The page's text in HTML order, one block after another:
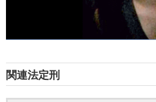
関連法定刑